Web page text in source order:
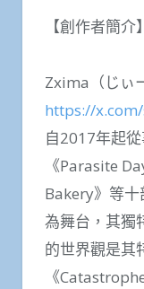
【創作者簡介】
Zxima（じぃ
https://
自2017年起
《Parasite
Bakery》等
為舞台，其獨
的世界觀是其
《